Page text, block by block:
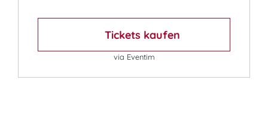
Tickets kaufen
via Eventim